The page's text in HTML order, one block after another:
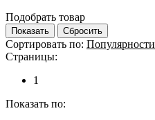
Подобрать товар
Показать Сбросить
Сортировать по: Популярности
Страницы:
1
Показать по: